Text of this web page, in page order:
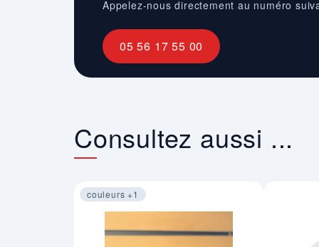
Appelez-nous directement au numéro
05 56 17 55 00
Consultez aussi ...
couleurs +1